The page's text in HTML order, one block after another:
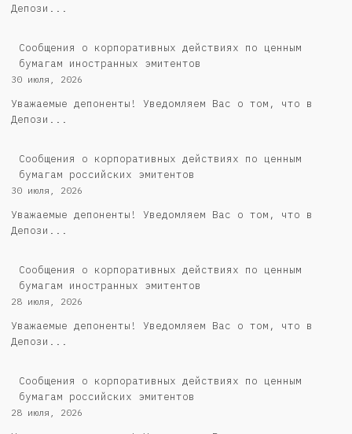
Депози...
Сообщения о корпоративных действиях по ценным
бумагам иностранных эмитентов
30 июля, 2026
Уважаемые депоненты! Уведомляем Вас о том, что в
Депози...
Cообщения о корпоративных действиях по ценным
бумагам российских эмитентов
30 июля, 2026
Уважаемые депоненты! Уведомляем Вас о том, что в
Депози...
Сообщения о корпоративных действиях по ценным
бумагам иностранных эмитентов
28 июля, 2026
Уважаемые депоненты! Уведомляем Вас о том, что в
Депози...
Cообщения о корпоративных действиях по ценным
бумагам российских эмитентов
28 июля, 2026